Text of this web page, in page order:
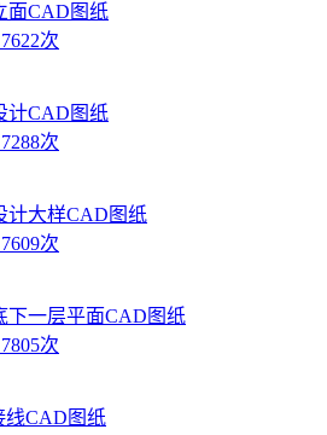
面CAD图纸
次
计CAD图纸
次
计大样CAD图纸
次
下一层平面CAD图纸
次
线CAD图纸